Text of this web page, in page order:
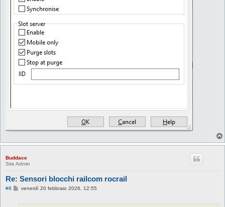
Buddace
Site Admin
Re: Sensori blocchi railcom rocrail
#8
Mvenerdì 20 febbraio 2026, 12:55